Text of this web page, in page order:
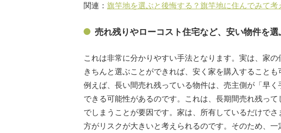
関連： 旗竿地を選ぶと後悔する？旗竿地に住んでみて
売れ残りやローコスト住宅など、安い物件を選
これは非常に分かりやすい手法となります。実は、家
きちんと選ぶことができれば、安く家を購入することも
例えば、長い間売れ残っている物件は、売主側が「早
できる可能性があるのです。これは、長期間売れ残っ
でしまうことが要因です。家は、所有しているだけで
方がリスクが大きいと考えられるのです。そのため、